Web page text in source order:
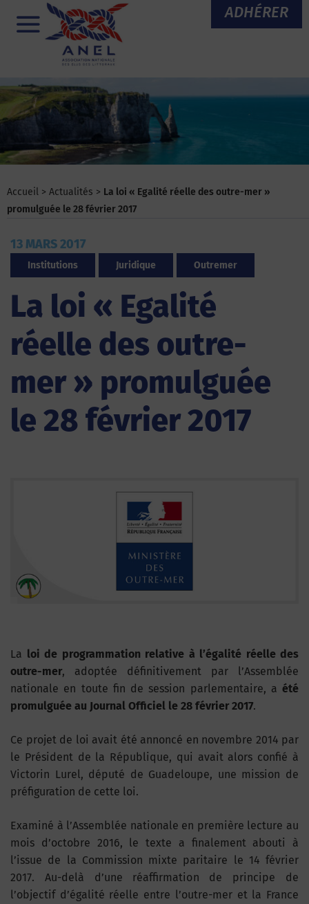
ADHÉRER
Menu
Accueil > Actualités > La loi « Egalité réelle des outre-mer »
promulguée le 28 février 2017
13 MARS 2017
Institutions Juridique Outremer
La loi « Egalité
réelle des outre-
mer » promulguée
le 28 février 2017
La loi de programmation relative à l’égalité réelle des
outre-mer, adoptée définitivement par l’Assemblée
nationale en toute fin de session parlementaire, a été
promulguée au Journal Officiel le 28 février 2017.
Ce projet de loi avait été annoncé en novembre 2014 par
le Président de la République, qui avait alors confié à
Victorin Lurel, député de Guadeloupe, une mission de
préfiguration de cette loi.
Examiné à l’Assemblée nationale en première lecture au
mois d’octobre 2016, le texte a finalement abouti à
l’issue de la Commission mixte paritaire le 14 février
2017. Au-delà d’une réaffirmation de principe de
l’objectif d’égalité réelle entre l’outre-mer et la France